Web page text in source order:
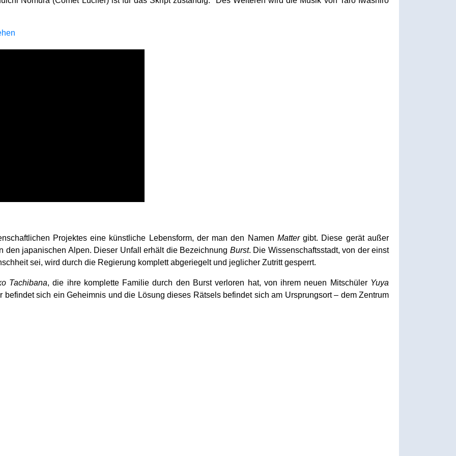
Projektes eine künstliche Lebensform, der man den Namen Mattergibt. Diese gerät außer
den japanischen Alpen. Dieser Unfall erhält die Bezeichnung Burst. Die Wissenschaftsstadt, von der einst
sei, wird durch die Regierung komplett abgeriegelt und jeglicher Zutritt gesperrt.
Tachibana, die ihre komplette Familie durch den Burst verloren hat, von ihrem neuen Mitschüler Yuya
sich ein Geheimnis und die Lösung dieses Rätsels befindet sich am Ursprungsort – dem Zentrum